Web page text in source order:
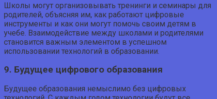
Школы могут организовывать тренинги и семинары для
родителей, объясняя им, как работают цифровые
инструменты и как они могут помочь своим детям в
учебе. Взаимодействие между школами и родителями
становится важным элементом в успешном
использовании технологий в образовании.
9. Будущее цифрового образования
Будущее образования немыслимо без цифровых